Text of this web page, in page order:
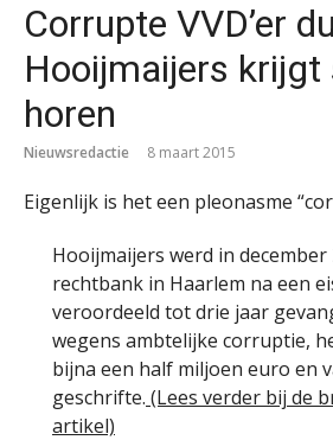
Corrupte VVD’er
Hooijmaijers
horen
Nieuwsredactie 8 maart 2015
Eigenlijk is het een pleonasme
Hooijmaijers werd in december
rechtbank in Haarlem na een
veroordeeld tot drie jaar
wegens ambtelijke corruptie,
bijna een half miljoen euro en
geschrifte. (Lees verder bij de
artikel)